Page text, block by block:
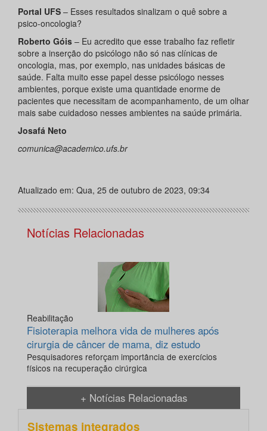
Portal UFS – Esses resultados sinalizam o quê sobre a
psico-oncologia?
Roberto Góis – Eu acredito que esse trabalho faz refletir
sobre a inserção do psicólogo não só nas clínicas de
oncologia, mas, por exemplo, nas unidades básicas de
saúde. Falta muito esse papel desse psicólogo nesses
ambientes, porque existe uma quantidade enorme de
pacientes que necessitam de acompanhamento, de um olhar
mais sabe cuidadoso nesses ambientes na saúde primária.
Josafá Neto
comunica@academico.ufs.br
Atualizado em: Qua, 25 de outubro de 2023, 09:34
Notícias Relacionadas
Reabilitação
Fisioterapia melhora vida de mulheres após
cirurgia de câncer de mama, diz estudo
Pesquisadores reforçam importância de exercícios
físicos na recuperação cirúrgica
+ Notícias Relacionadas
Sistemas integrados